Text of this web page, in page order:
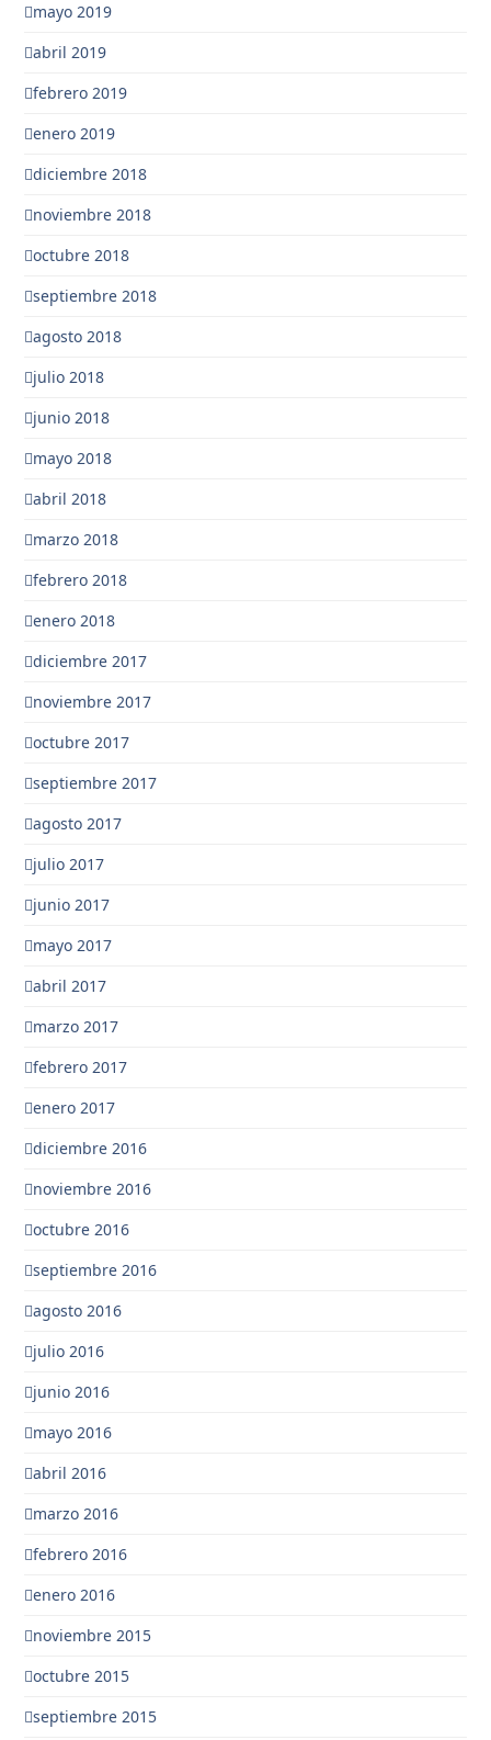
mayo 2019
abril 2019
febrero 2019
enero 2019
diciembre 2018
noviembre 2018
octubre 2018
septiembre 2018
agosto 2018
julio 2018
junio 2018
mayo 2018
abril 2018
marzo 2018
febrero 2018
enero 2018
diciembre 2017
noviembre 2017
octubre 2017
septiembre 2017
agosto 2017
julio 2017
junio 2017
mayo 2017
abril 2017
marzo 2017
febrero 2017
enero 2017
diciembre 2016
noviembre 2016
octubre 2016
septiembre 2016
agosto 2016
julio 2016
junio 2016
mayo 2016
abril 2016
marzo 2016
febrero 2016
enero 2016
noviembre 2015
octubre 2015
septiembre 2015